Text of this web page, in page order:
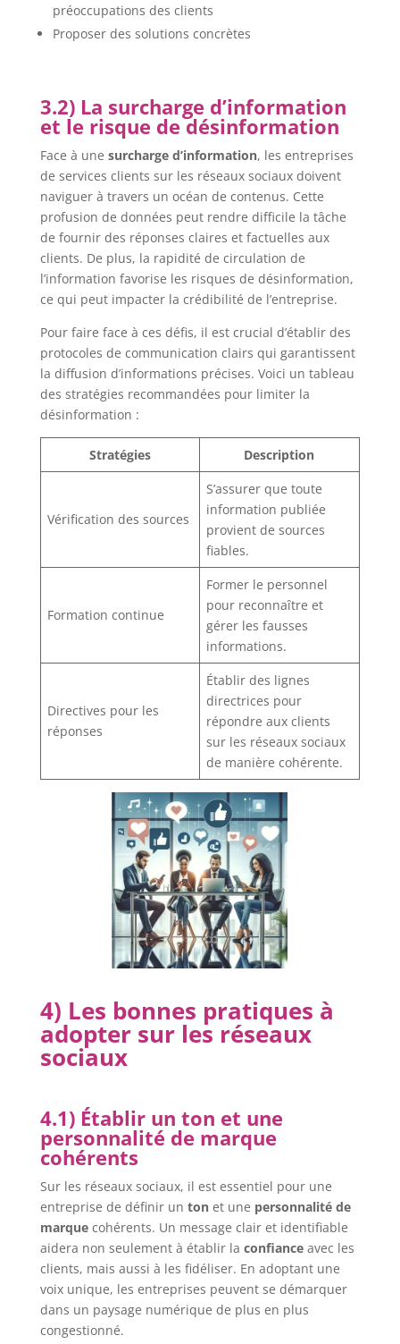
préoccupations des clients
Proposer des solutions concrètes
3.2) La surcharge d’information
et le risque de désinformation
Face à une surcharge d’information, les entreprises
de services clients sur les réseaux sociaux doivent
naviguer à travers un océan de contenus. Cette
profusion de données peut rendre difficile la tâche
de fournir des réponses claires et factuelles aux
clients. De plus, la rapidité de circulation de
l’information favorise les risques de désinformation,
ce qui peut impacter la crédibilité de l’entreprise.
Pour faire face à ces défis, il est crucial d’établir des
protocoles de communication clairs qui garantissent
la diffusion d’informations précises. Voici un tableau
des stratégies recommandées pour limiter la
désinformation :
Stratégies Description
Vérification des sources
S’assurer que toute
information publiée
provient de sources
fiables.
Formation continue
Former le personnel
pour reconnaître et
gérer les fausses
informations.
Directives pour les
réponses
Établir des lignes
directrices pour
répondre aux clients
sur les réseaux sociaux
de manière cohérente.
4) Les bonnes pratiques à
adopter sur les réseaux
sociaux
4.1) Établir un ton et une
personnalité de marque
cohérents
Sur les réseaux sociaux, il est essentiel pour une
entreprise de définir un tonet une personnalité de
marquecohérents. Un message clair et identifiable
aidera non seulement à établir la confianceavec les
clients, mais aussi à les fidéliser. En adoptant une
voix unique, les entreprises peuvent se démarquer
dans un paysage numérique de plus en plus
congestionné.